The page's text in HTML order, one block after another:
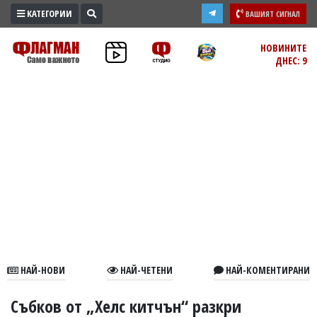
ПРОМО
ЗОНА
В
КАТЕГОРИИ ВАШИЯТ СИГНАЛ
НОВИНИТЕ
ДНЕС: 9
НАЙ-НОВИ НАЙ-ЧЕТЕНИ НАЙ-КОМЕНТИРАНИ
Събков от „Хелс китчън“ разкри